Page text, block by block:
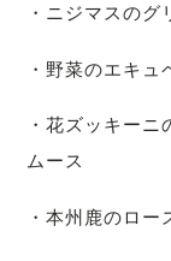
・ニジマスの
・野菜のエキュ
・花ズッキー
ムース
・本州鹿のロ